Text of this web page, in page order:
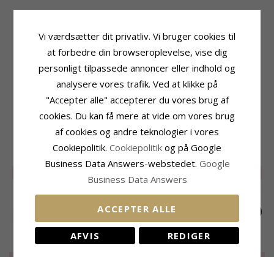
Produktinformation
Kollektion: Eliné
Struktureret
Ringskinne
Bredde Top:
6,8 mm
Bredde Bund:
2,7 mm
Tykkelse Top:5,0 mm
Tykkelse Bund: 1,5 mm
Leveringstid
Str. På Lager:2-3 Hverdage
RELATEREDE PRODUKTER
Ring i forgyldt
Perle ring i forgyldt
LIMITED
Ring i forgyldt
Vi værdsætter dit privatliv. Vi bruger cookies til
at forbedre din browseroplevelse, vise dig
personligt tilpassede annoncer eller indhold og
analysere vores trafik. Ved at klikke på
"Accepter alle" accepterer du vores brug af
cookies. Du kan få mere at vide om vores brug
af cookies og andre teknologier i vores
Cookiepolitik. Cookiepolitik og på Google
Business Data Answers-webstedet. Google
Business Data Answers
ACCEPTER ALLE
AFVIS REDIGER